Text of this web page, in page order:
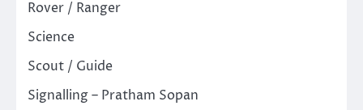
Rover / Ranger
Science
Scout / Guide
Signalling – Pratham Sopan